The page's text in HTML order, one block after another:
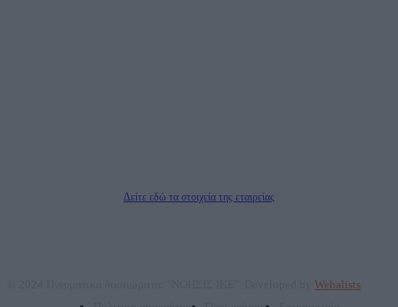
Δείτε εδώ τα στοιχεία της εταιρείας
Webalists